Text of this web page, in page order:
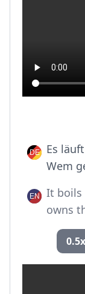
Es
Wem
It boils
owns
0.5x